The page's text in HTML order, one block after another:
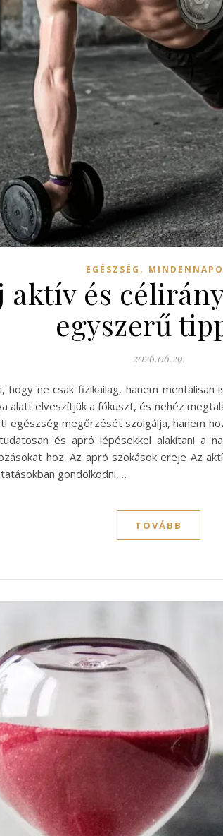
EGÉSZSÉG ,
aktív és
egyszerű
2026.06.29.
ne csak fizikailag, hanem mentálisan
alatt elveszítjük a fókuszt, és nehéz
egészség megőrzését szolgálja, hanem
és apró lépésekkel alakítani a
hoz. Az apró szokások ereje Az
gondolkodni,…
TOVÁBB